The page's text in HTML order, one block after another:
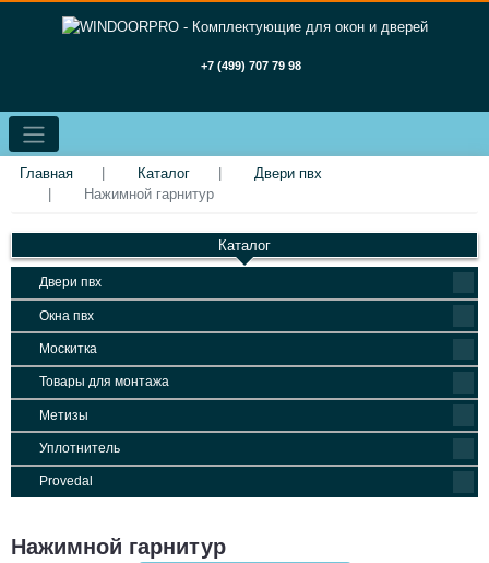
+7 (499) 707 79 98
Главная Каталог
Двери пвх
Нажимной гарнитур
Каталог
Двери пвх
Окна пвх
Москитка
Товары для монтажа
Метизы
Уплотнитель
Provedal
Нажимной гарнитур